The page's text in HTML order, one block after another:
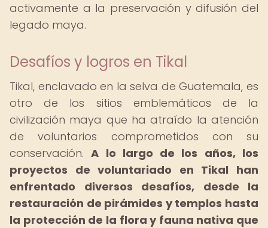
activamente a la preservación y difusión del
legado maya.
Desafíos y logros en Tikal
Tikal, enclavado en la selva de Guatemala, es
otro de los sitios emblemáticos de la
civilización maya que ha atraído la atención
de voluntarios comprometidos con su
conservación.A lo largo de los años, los
proyectos de voluntariado en Tikal han
enfrentado diversos desafíos, desde la
restauración de pirámides y templos hasta
la protección de la flora y fauna nativa que